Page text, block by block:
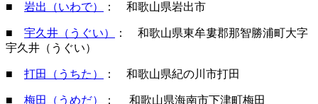
■ 岩出（いわで） ： 和歌山県岩出市
■ 宇久井（うぐい）
： 和歌山県東牟婁郡那智勝浦町大字
宇久井（うぐい）
■ 打田（うちた） ： 和歌山県紀の川市打田
■ 梅田（うめだ） ： 和歌山県海南市下津町梅田